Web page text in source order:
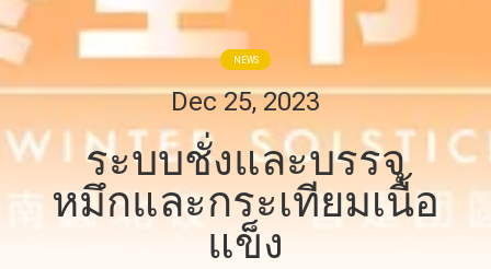
กับ
เรา
ทัวร์
โรงงาน
NEWS
Dec 25, 2023
ระบบชั่งและบรรจุ
หมึกและกระเทียมเนื้อ
แข็ง